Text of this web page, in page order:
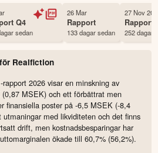
13 Jul 2017
2,035 st
Q4
sedan
26 Mar
Rapport
133 dagar sedan
27 Nov
Rapport
252 dagar
för Realfiction
2026 visar en minskning av
MSEK) och ett förbättrat men
finansiella poster på -6,5 MSEK (-8,4
med likviditeten och det finns
drift, men kostnadsbesparingar har
ökade till 60,7% (56,2%).